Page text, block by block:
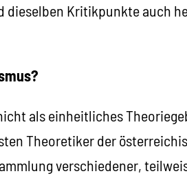
dieselben Kritikpunkte auch
als einheitliches
Theoretiker der
verschiedener,